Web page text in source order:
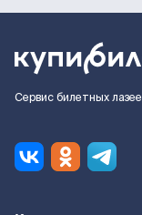
Сервис билетных